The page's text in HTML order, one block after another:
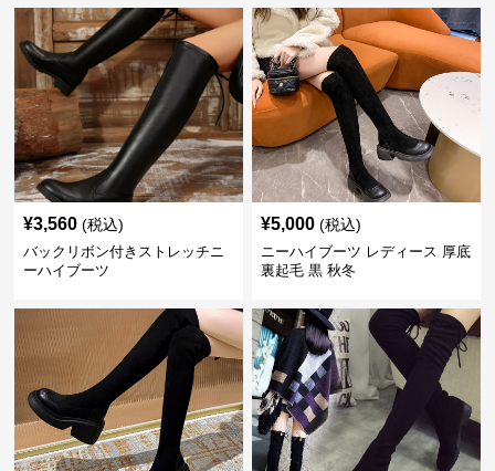
¥3,560 (税込)
バックリボン付きストレッチニ
ーハイブーツ
¥5,000 (税込)
ニーハイブーツ レディース 厚底
裏起毛 黒 秋冬